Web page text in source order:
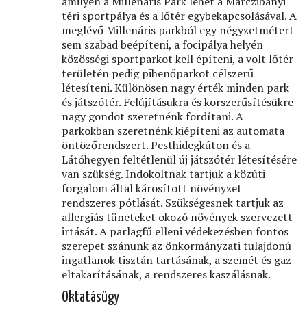
téri sportpálya és a lőtér egybekapcsolásával. A
meglévő Millenáris parkból egy négyzetmétert
sem szabad beépíteni, a focipálya helyén
közösségi sportparkot kell építeni, a volt lőtér
területén pedig pihenőparkot célszerű
létesíteni. Különösen nagy érték minden park
és játszótér. Felújításukra és korszerűsítésükre
nagy gondot szeretnénk fordítani. A
parkokban szeretnénk kiépíteni az automata
öntözőrendszert. Pesthidegkúton és a
Látóhegyen feltétlenül új játszótér létesítésére
van szükség. Indokoltnak tartjuk a közúti
forgalom által károsított növényzet
rendszeres pótlását. Szükségesnek tartjuk az
allergiás tüneteket okozó növények szervezett
irtását. A parlagfű elleni védekezésben fontos
szerepet szánunk az önkormányzati tulajdonú
ingatlanok tisztán tartásának, a szemét és gaz
eltakarításának, a rendszeres kaszálásnak.
Oktatásügy